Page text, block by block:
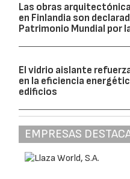
Las obras
en Finlandia son
Patrimonio Mundial por
El vidrio aislante
en la eficiencia
edificios
EMPRESAS